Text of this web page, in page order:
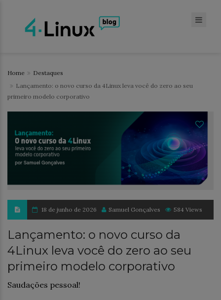
Home
Destaques
Lançamento: o novo curso da 4Linux leva você do zero ao seu
primeiro modelo corporativo
18 de junho de 2026 Samuel Gonçalves 584 Views
Lançamento: o novo curso da
4Linux leva você do zero ao seu
primeiro modelo corporativo
Saudações pessoal!